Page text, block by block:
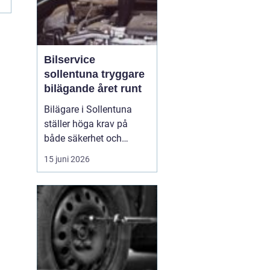
Bilservice
sollentuna tryggare
bilägande året runt
Bilägare i Sollentuna
ställer höga krav på
både säkerhet och
komfort. Vägarna växlar
mellan motorväg,
smågator med gupp och
trottoarkanter. För att
bilen ska hålla över tid
och vara säker för både
förare och passagerare
15 juni 2026